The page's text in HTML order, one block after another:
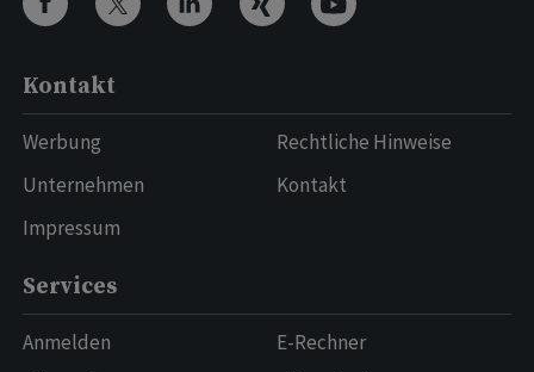
Kontakt
Werbung
Unternehmen
Impressum
Rechtliche Hinweise
Kontakt
Services
Anmelden
E-Rechner